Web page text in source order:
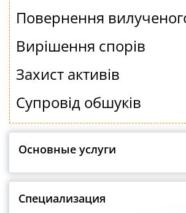
Повернення
Вирішення спорів
Захист активів
Супровід обшуків
Основные услуги
Специализация